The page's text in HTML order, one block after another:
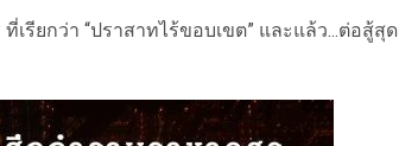
รียกว่า “ปราสาทไร้ขอบเขต” และแล้ว...ต่อสู้สุด